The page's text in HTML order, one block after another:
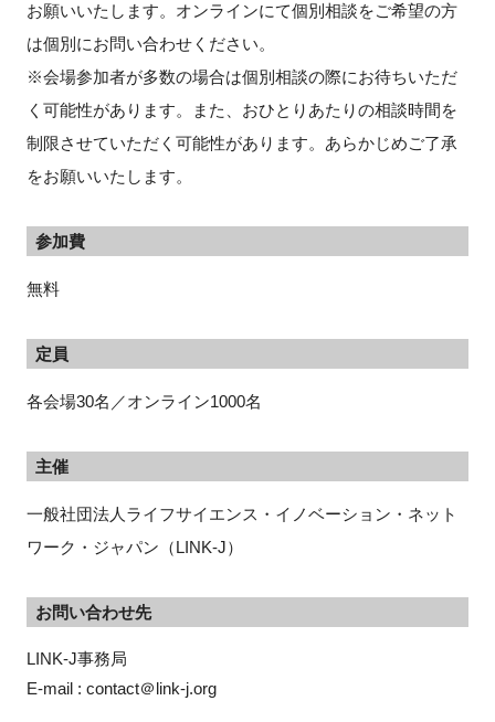
お願いいたします。オンラインにて個別相談をご希望の方
は個別にお問い合わせください。
※会場参加者が多数の場合は個別相談の際にお待ちいただ
く可能性があります。また、おひとりあたりの相談時間を
制限させていただく可能性があります。あらかじめご了承
をお願いいたします。
参加費
無料
定員
各会場30名／オンライン1000名
主催
一般社団法人ライフサイエンス・イノベーション・ネット
ワーク・ジャパン（LINK-J）
お問い合わせ先
LINK-J事務局
E-mail : contact＠link-j.org